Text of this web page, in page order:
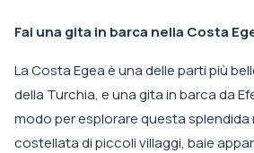
Fai una gita in barca nella Costa
La Costa Egea è una delle parti più
della Turchia, e una gita in barca da
modo per esplorare questa splendida
costellata di piccoli villaggi, baie